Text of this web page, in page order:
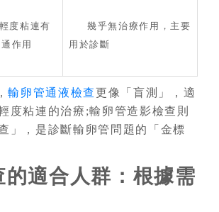
度粘連有
作用
幾乎無治療作用，主要
用於診斷
輸卵管通液檢查更像「盲測」，適
度粘連的治療;輸卵管造影檢查則
」，是診斷輸卵管問題的「金標
的適合人群：根據需